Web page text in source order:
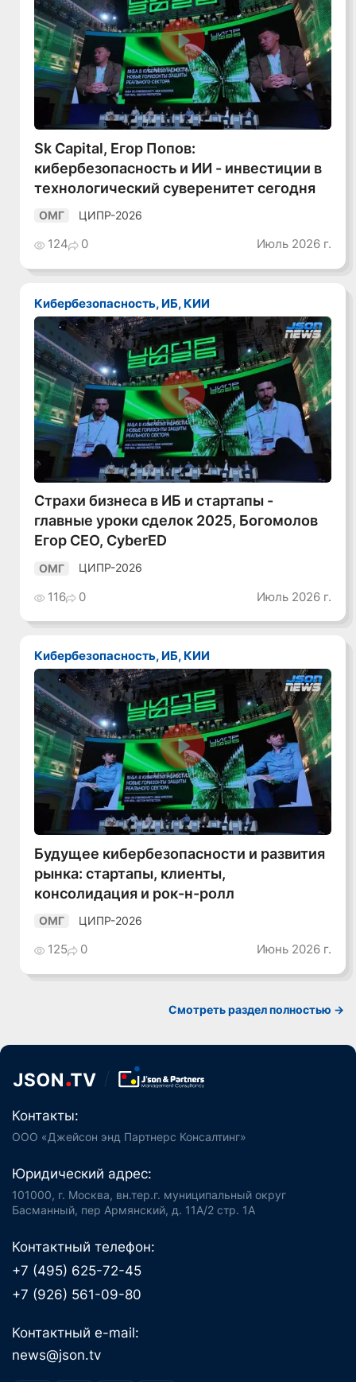
Смотреть видео
Sk Capital, Егор Попов:
кибербезопасность и ИИ - инвестиции в
технологический суверенитет сегодня
ОМГ ЦИПР-2026
124 0 Июль 2026 г.
Кибербезопасность, ИБ, КИИ
Смотреть видео
Страхи бизнеса в ИБ и стартапы -
главные уроки сделок 2025, Богомолов
Егор CEO, CyberED
ОМГ ЦИПР-2026
116 0 Июль 2026 г.
Кибербезопасность, ИБ, КИИ
Смотреть видео
Будущее кибербезопасности и развития
рынка: стартапы, клиенты,
консолидация и рок-н-ролл
ОМГ ЦИПР-2026
125 0 Июнь 2026 г.
Смотреть раздел полностью ->
Контакты:
ООО «Джейсон энд Партнерс Консалтинг»
Юридический адрес:
101000, г. Москва, вн.тер.г. муниципальный округ
Басманный, пер Армянский, д. 11А/2 стр. 1А
Контактный телефон:
+7 (495) 625-72-45
+7 (926) 561-09-80
Контактный e-mail:
news@json.tv